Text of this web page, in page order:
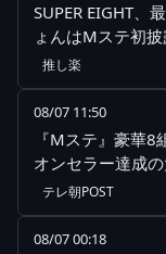
SUPER EIGHT、
ょんはMステ初
推し楽
08/07 11:50
『Mステ』豪華8
オンセラー達成
テレ朝POST
08/07 00:18